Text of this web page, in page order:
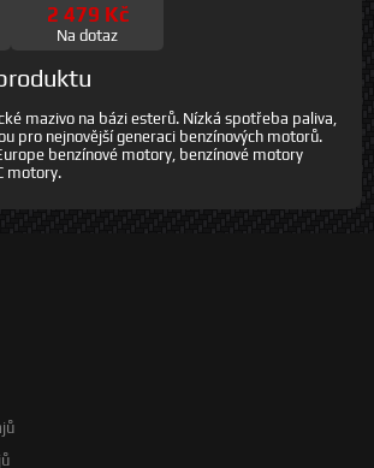
2 479 Kč
Na dotaz
mazivo na bázi esterů. Nízká spotřeba paliva,
pro nejnovější generaci benzínových motorů.
benzínové motory, benzínové motory
motory.